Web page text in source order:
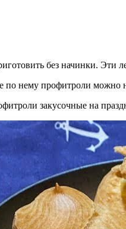
без начинки.
нему профитроли можно